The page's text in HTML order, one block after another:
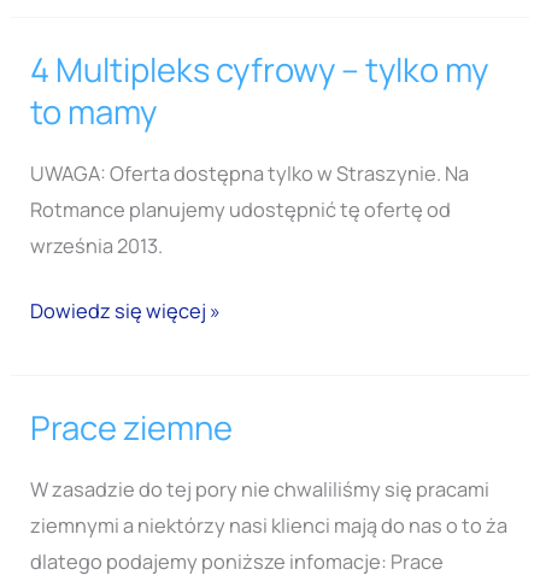
4 Multipleks cyfrowy – tylko my
to mamy
UWAGA: Oferta dostępna tylko w Straszynie. Na
Rotmance planujemy udostępnić tę ofertę od
września 2013.
4
Multipleks
–
tylko
my
mamy
Dowiedz się więcej »
Prace ziemne
W zasadzie do tej pory nie chwaliliśmy się pracami
ziemnymi a niektórzy nasi klienci mają do nas o to ża
dlatego podajemy poniższe infomacje: Prace
Prace